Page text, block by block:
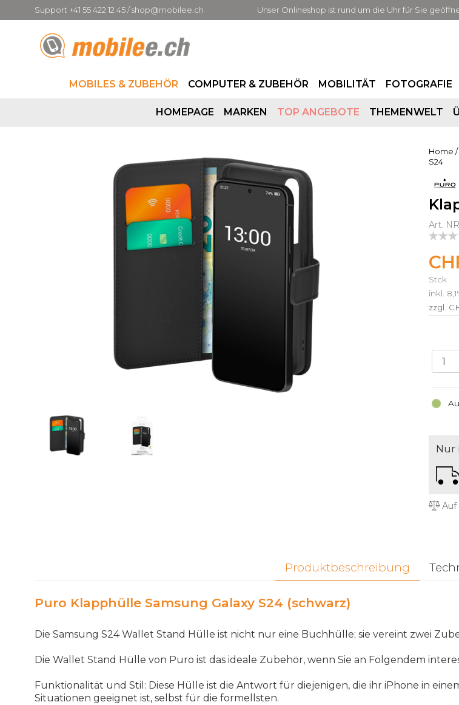
Support +41 55 422 12 45 / shop@mobilee.ch Unser Onlineshop ist rund um die Uhr für Sie
MOBILES & ZUBEHÖR COMPUTER & ZUBEHÖR MOBILITÄT FOTOGRAFIE
HOMEPAGE MARKEN TOP ANGEBOTE THEMENWELT
Home /
S24
Art.
Stck
inkl.
zzgl.
Nur
Auf
Produktbeschreibung
Puro Klapphülle Samsung Galaxy S24 (schwarz)
Die Samsung S24 Wallet Stand Hülle ist nicht nur eine Buchhülle; sie vereint zwei
Die Wallet Stand Hülle von Puro ist das ideale Zubehör, wenn Sie an Folgendem
Funktionalität und Stil: Diese Hülle ist die Antwort für diejenigen, die ihr iPhone in
Situationen geeignet ist, selbst für die formellsten.